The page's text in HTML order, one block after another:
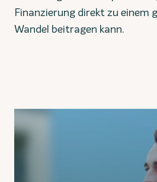
Finanzierung direkt zu einem
Wandel beitragen kann.